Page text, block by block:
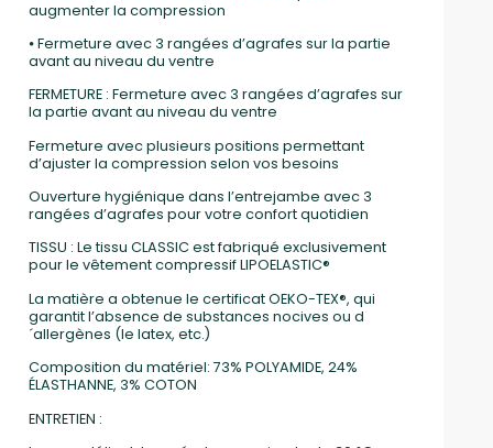
augmenter la compression
⦁ Fermeture avec 3 rangées d’agrafes sur la partie
avant au niveau du ventre
FERMETURE : Fermeture avec 3 rangées d’agrafes sur
la partie avant au niveau du ventre
Fermeture avec plusieurs positions permettant
d’ajuster la compression selon vos besoins
Ouverture hygiénique dans l’entrejambe avec 3
rangées d’agrafes pour votre confort quotidien
TISSU : Le tissu CLASSIC est fabriqué exclusivement
pour le vêtement compressif LIPOELASTIC®
La matière a obtenue le certificat OEKO-TEX®, qui
garantit l’absence de substances nocives ou d
´allergènes (le latex, etc.)
Composition du matériel: 73% POLYAMIDE, 24%
ÉLASTHANNE, 3% COTON
ENTRETIEN :